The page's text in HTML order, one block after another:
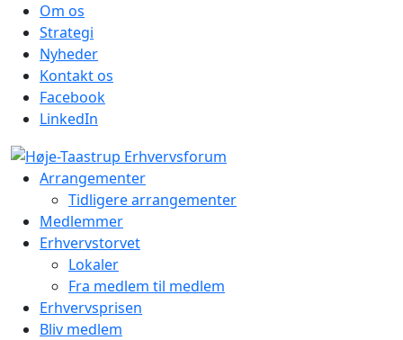
Om os
Strategi
Nyheder
Kontakt os
Facebook
LinkedIn
Arrangementer
Tidligere arrangementer
Medlemmer
Erhvervstorvet
Lokaler
Fra medlem til medlem
Erhvervsprisen
Bliv medlem